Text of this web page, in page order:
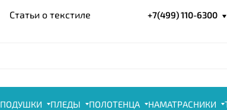
Статьи о текстиле +7(499) 110-6300
ПОДУШКИ ПЛЕДЫ ПОЛОТЕНЦА НАМАТРАСНИКИ